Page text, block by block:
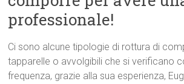
professionale!
Ci sono alcune tipologie di rottura di
tapparelle o avvolgibili che si verificano
frequenza, grazie alla sua esperienza,